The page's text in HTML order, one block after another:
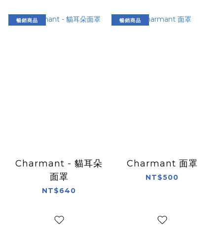
暢銷商品
Charmant - 貓耳朵
面罩
NT$640
暢銷商品
Charmant 面罩
NT$500